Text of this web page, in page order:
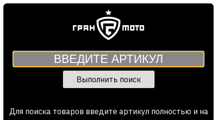
Выполнить поиск
Для поиска товаров введите артикул полностью и на